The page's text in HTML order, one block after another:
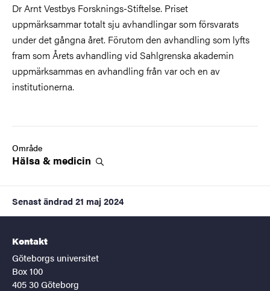
Dr Arnt Vestbys Forsknings-Stiftelse. Priset
uppmärksammar totalt sju avhandlingar som försvarats
under det gångna året. Förutom den avhandling som lyfts
fram som Årets avhandling vid Sahlgrenska akademin
uppmärksammas en avhandling från var och en av
institutionerna.
Område
Hälsa & medicin
Senast ändrad 21 maj 2024
Kontakt
Göteborgs universitet
Box 100
405 30 Göteborg